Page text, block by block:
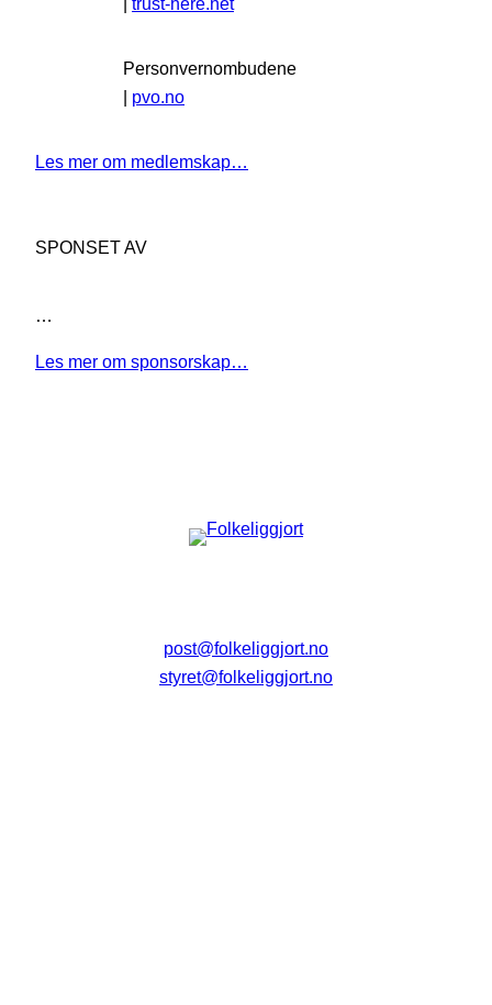
Personvernombudene
| pvo.no
Les mer om medlemskap…
SPONSET AV
…
Les mer om sponsorskap…
post@folkeliggjort.no
styret@folkeliggjort.no